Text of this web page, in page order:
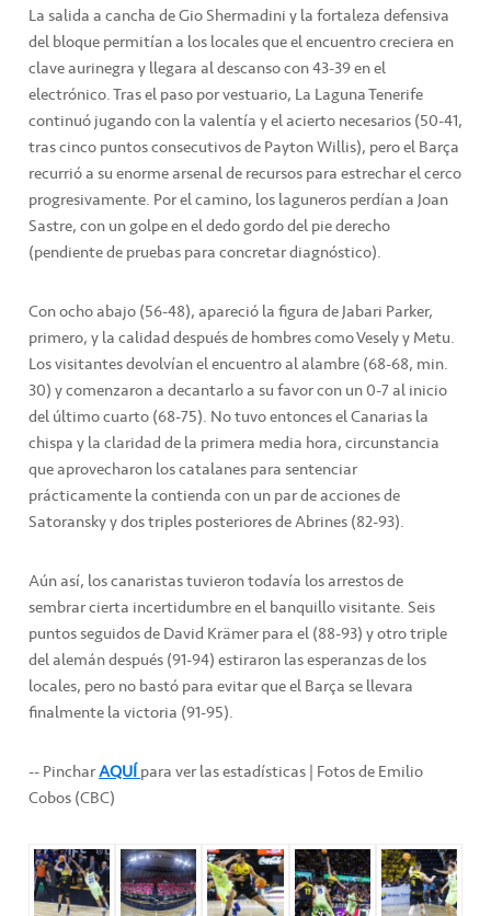
La salida a cancha de Gio Shermadini y la fortaleza defensiva
del bloque permitían a los locales que el encuentro creciera en
clave aurinegra y llegara al descanso con 43-39 en el
electrónico. Tras el paso por vestuario, La Laguna Tenerife
continuó jugando con la valentía y el acierto necesarios (50-41,
tras cinco puntos consecutivos de Payton Willis), pero el Barça
recurrió a su enorme arsenal de recursos para estrechar el cerco
progresivamente. Por el camino, los laguneros perdían a Joan
Sastre, con un golpe en el dedo gordo del pie derecho
(pendiente de pruebas para concretar diagnóstico).
Con ocho abajo (56-48), apareció la figura de Jabari Parker,
primero, y la calidad después de hombres como Vesely y Metu.
Los visitantes devolvían el encuentro al alambre (68-68, min.
30) y comenzaron a decantarlo a su favor con un 0-7 al inicio
del último cuarto (68-75). No tuvo entonces el Canarias la
chispa y la claridad de la primera media hora, circunstancia
que aprovecharon los catalanes para sentenciar
prácticamente la contienda con un par de acciones de
Satoransky y dos triples posteriores de Abrines (82-93).
Aún así, los canaristas tuvieron todavía los arrestos de
sembrar cierta incertidumbre en el banquillo visitante. Seis
puntos seguidos de David Krämer para el (88-93) y otro triple
del alemán después (91-94) estiraron las esperanzas de los
locales, pero no bastó para evitar que el Barça se llevara
finalmente la victoria (91-95).
-- PincharAQUÍpara ver las estadísticas | Fotos de Emilio
Cobos (CBC)